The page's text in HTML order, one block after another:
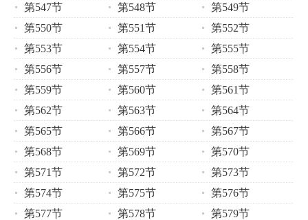
第547节
第548节
第549节
第550节
第551节
第552节
第553节
第554节
第555节
第556节
第557节
第558节
第559节
第560节
第561节
第562节
第563节
第564节
第565节
第566节
第567节
第568节
第569节
第570节
第571节
第572节
第573节
第574节
第575节
第576节
第577节
第578节
第579节